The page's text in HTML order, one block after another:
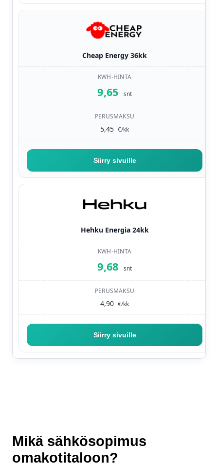
Cheap Energy 36kk
9,65 snt
5,45 €/kk
Siirry sivuille— Cheap Energy 36kk
Hehku Energia 24kk
9,68 snt
4,90 €/kk
Siirry sivuille— Hehku Energia 24kk
Mikä sähkösopimus
omakotitaloon?